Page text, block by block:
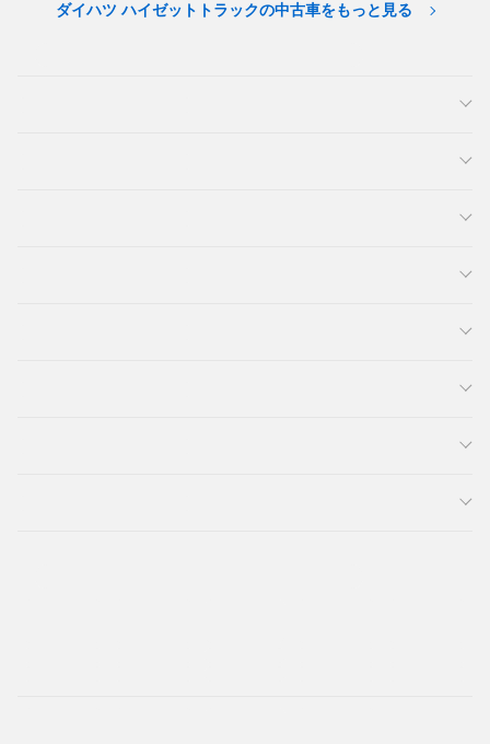
ダイハツ ハイゼットトラックの中古車をもっと見る